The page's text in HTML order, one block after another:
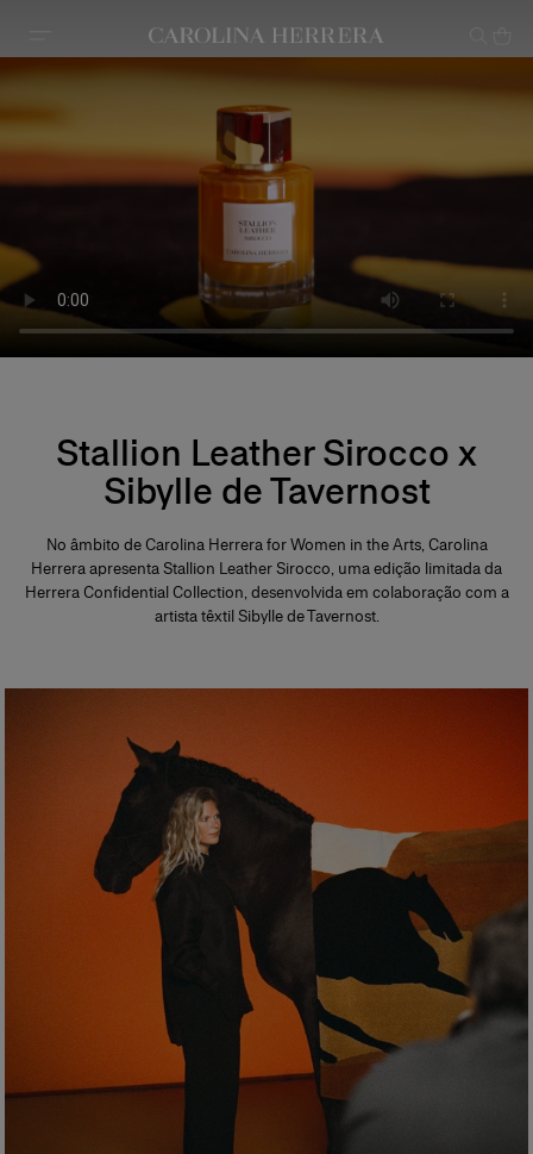
Declaração de acessibilidade
Stallion Leather Sirocco x
Sibylle de Tavernost
No âmbito de Carolina Herrera for Women in the Arts, Carolina
Herrera apresenta Stallion Leather Sirocco, uma edição limitada da
Herrera Confidential Collection, desenvolvida em colaboração com a
artista têxtil Sibylle de Tavernost.